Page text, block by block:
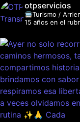
otpservicios
🚍Turismo /
15 años en el